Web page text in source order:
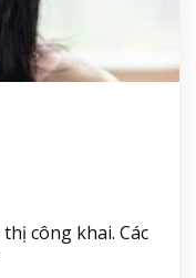
công khai. Các